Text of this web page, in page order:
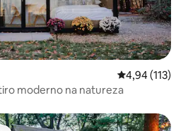
4,94 de uma
4,94 (113)
moderno na natureza